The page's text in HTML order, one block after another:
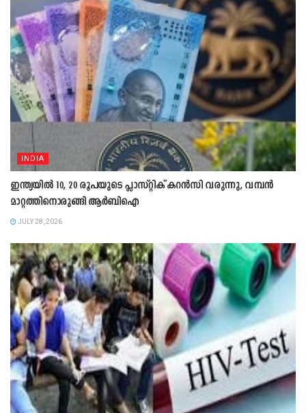
INDIA
ഇന്ത്യയിൽ 10, 20 രൂപയുടെ പ്ലാസ്റ്റിക് കറൻസി വരുന്നു, വമ്പൻ
മാറ്റത്തിനൊരുങ്ങി ആർബിഐ
JULY 28, 2026